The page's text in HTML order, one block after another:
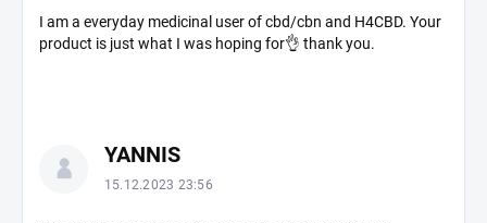
I am a everyday medicinal user of cbd/cbn and H4CBD. Your
product is just what I was hoping for👌 thank you.
YANNIS
15.12.2023 23:56